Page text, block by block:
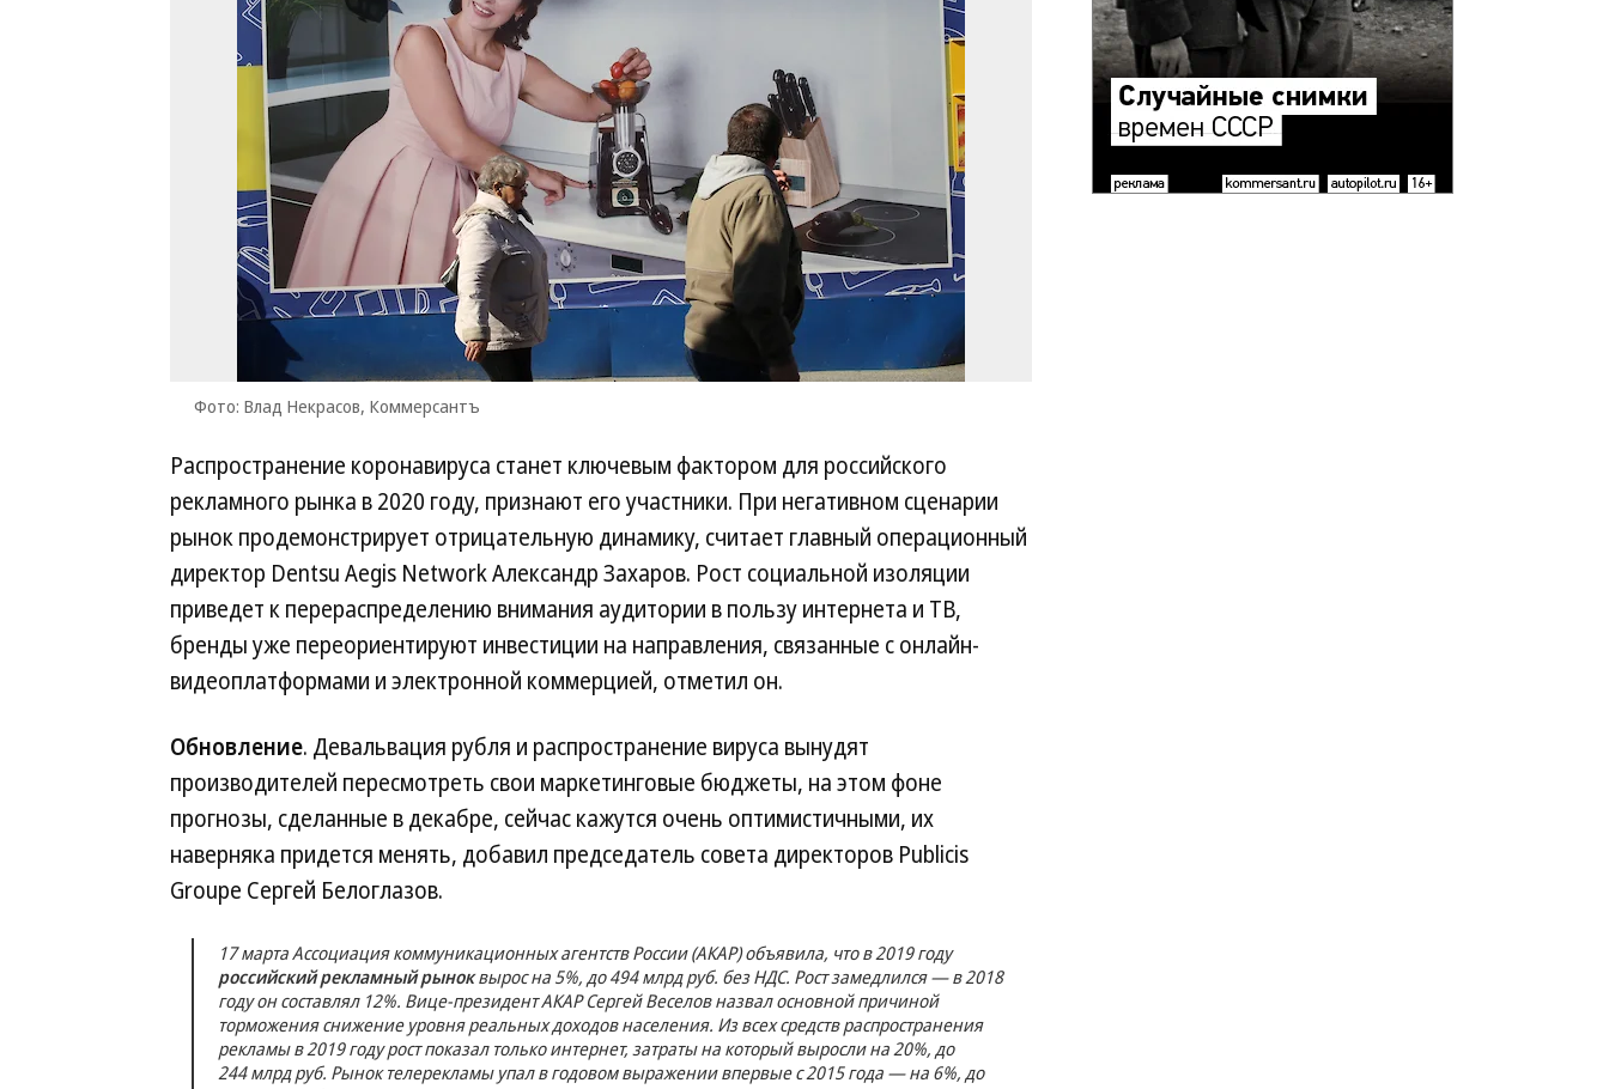
Фото: Влад Некрасов, Коммерсантъ
Некрасов,
Коммерсантъ
Распространение коронавируса станет ключевым фактором для российского
рекламного рынка в 2020 году, признают его участники. При негативном сценарии
рынок продемонстрирует отрицательную динамику, считает главный операционный
директор Dentsu Aegis Network Александр Захаров. Рост социальной изоляции
приведет к перераспределению внимания аудитории в пользу интернета и ТВ,
бренды уже переориентируют инвестиции на направления, связанные с онлайн-
видеоплатформами и электронной коммерцией, отметил он.
Обновление. Девальвация рубля и распространение вируса вынудят
производителей пересмотреть свои маркетинговые бюджеты, на этом фоне
прогнозы, сделанные в декабре, сейчас кажутся очень оптимистичными, их
наверняка придется менять, добавил председатель совета директоров Publicis
Groupe Сергей Белоглазов.
17 марта Ассоциация коммуникационных агентств России (АКАР) объявила, что в 2019 году
российский рекламный рыноквырос на 5%, до 494 млрд руб. без НДС. Рост замедлился — в 2018
году он составлял 12%. Вице-президент АКАР Сергей Веселов назвал основной причиной
торможения снижение уровня реальных доходов населения. Из всех средств распространения
рекламы в 2019 году рост показал только интернет, затраты на который выросли на 20%, до
244 млрд руб. Рынок телерекламы упал в годовом выражении впервые с 2015 года — на 6%, до